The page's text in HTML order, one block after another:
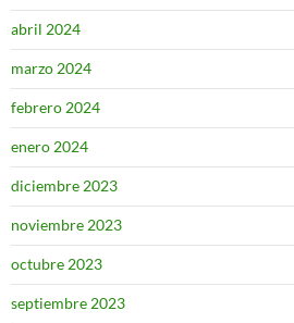
abril 2024
marzo 2024
febrero 2024
enero 2024
diciembre 2023
noviembre 2023
octubre 2023
septiembre 2023